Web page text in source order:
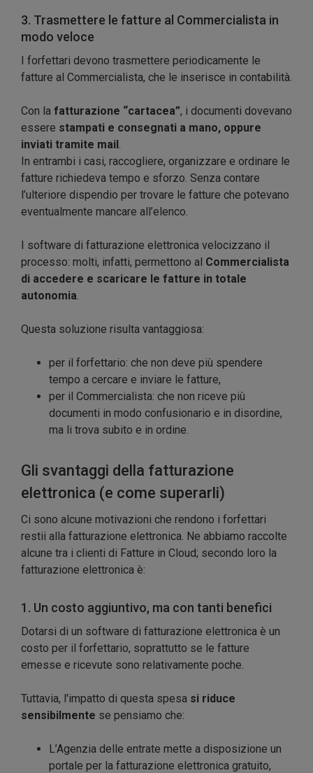
3. Trasmettere le fatture al Commercialista in
modo veloce
I forfettari devono trasmettere periodicamente le
fatture al Commercialista, che le inserisce in contabilità.
Con la fatturazione “cartacea”, i documenti dovevano
essere stampati e consegnati a mano, oppure
inviati tramite mail.
In entrambi i casi, raccogliere, organizzare e ordinare le
fatture richiedeva tempo e sforzo. Senza contare
l’ulteriore dispendio per trovare le fatture che potevano
eventualmente mancare all’elenco.
I software di fatturazione elettronica velocizzano il
processo: molti, infatti, permettono al Commercialista
di accedere e scaricare le fatture in totale
autonomia.
Questa soluzione risulta vantaggiosa:
per il forfettario: che non deve più spendere
tempo a cercare e inviare le fatture,
per il Commercialista: che non riceve più
documenti in modo confusionario e in disordine,
ma li trova subito e in ordine.
Gli svantaggi della fatturazione
elettronica (e come superarli)
Ci sono alcune motivazioni che rendono i forfettari
restii alla fatturazione elettronica. Ne abbiamo raccolte
alcune tra i clienti di Fatture in Cloud; secondo loro la
fatturazione elettronica è:
1. Un costo aggiuntivo, ma con tanti benefici
Dotarsi di un software di fatturazione elettronica è un
costo per il forfettario, soprattutto se le fatture
emesse e ricevute sono relativamente poche.
Tuttavia, l'impatto di questa spesa si riduce
sensibilmente se pensiamo che:
L’Agenzia delle entrate mette a disposizione un
portale per la fatturazione elettronica gratuito,